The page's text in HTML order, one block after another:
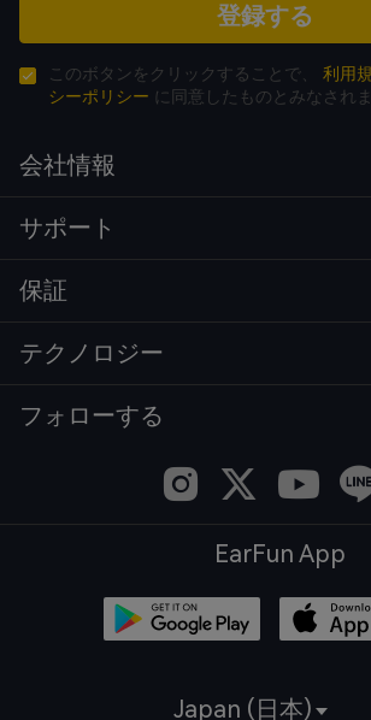
登録する
このボタンをクリックすることで、 利用
シーポリシー に同意したものとみなされま
会社情報
サポート
保証
テクノロジー
フォローする
EarFun App
Japan (日本)